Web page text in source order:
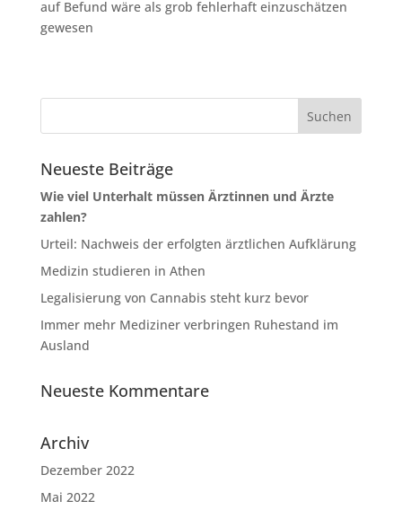
auf Befund wäre als grob fehlerhaft einzuschätzen
gewesen
Neueste Beiträge
Wie viel Unterhalt müssen Ärztinnen und Ärzte
zahlen?
Urteil: Nachweis der erfolgten ärztlichen Aufklärung
Medizin studieren in Athen
Legalisierung von Cannabis steht kurz bevor
Immer mehr Mediziner verbringen Ruhestand im
Ausland
Neueste Kommentare
Archiv
Dezember 2022
Mai 2022